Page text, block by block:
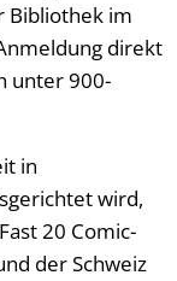
Bibliothek im
direkt
unter 900-
in
wird,
20 Comic-
der Schweiz